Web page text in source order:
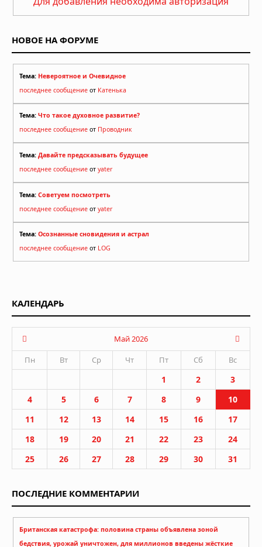
НОВОЕ НА ФОРУМЕ
Тема: Невероятное и Очевидное
последнее сообщение от Катенька
Тема: Что такое духовное развитие?
последнее сообщение от Проводник
Тема: Давайте предсказывать будущее
последнее сообщение от yater
Тема: Советуем посмотреть
последнее сообщение от yater
Тема: Осознанные сновидения и астрал
последнее сообщение от LOG
КАЛЕНДАРЬ
Май 2026
Пн
Вт Ср Чт Пт Сб Вс
1 2
3
4
5 6 7 8 9
10
11
12 13 14 15 16
17
18
19 20 21 22 23
24
25
26 27 28 29 30 31
ПОСЛЕДНИЕ КОММЕНТАРИИ
Британская катастрофа: половина страны объявлена зоной
бедствия, урожай уничтожен, для миллионов введены жёсткие